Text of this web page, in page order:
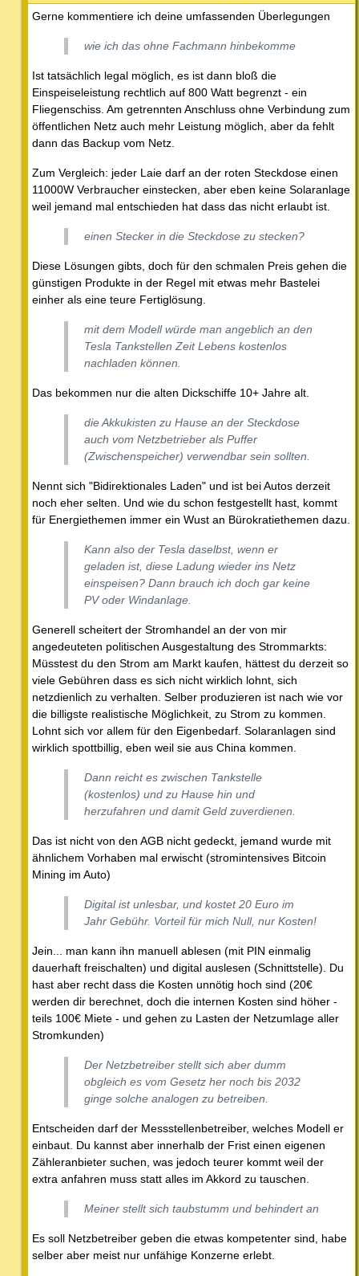
Gerne kommentiere ich deine umfassenden Überlegungen
wie ich das ohne Fachmann hinbekomme
Ist tatsächlich legal möglich, es ist dann bloß die
Einspeiseleistung rechtlich auf 800 Watt begrenzt - ein
Fliegenschiss. Am getrennten Anschluss ohne Verbindung zum
öffentlichen Netz auch mehr Leistung möglich, aber da fehlt
dann das Backup vom Netz.
Zum Vergleich: jeder Laie darf an der roten Steckdose einen
11000W Verbraucher einstecken, aber eben keine Solaranlage
weil jemand mal entschieden hat dass das nicht erlaubt ist.
einen Stecker in die Steckdose zu stecken?
Diese Lösungen gibts, doch für den schmalen Preis gehen die
günstigen Produkte in der Regel mit etwas mehr Bastelei
einher als eine teure Fertiglösung.
mit dem Modell würde man angeblich an den
Tesla Tankstellen Zeit Lebens kostenlos
nachladen können.
Das bekommen nur die alten Dickschiffe 10+ Jahre alt.
die Akkukisten zu Hause an der Steckdose
auch vom Netzbetrieber als Puffer
(Zwischenspeicher) verwendbar sein sollten.
Nennt sich "Bidirektionales Laden" und ist bei Autos derzeit
noch eher selten. Und wie du schon festgestellt hast, kommt
für Energiethemen immer ein Wust an Bürokratiethemen dazu.
Kann also der Tesla daselbst, wenn er
geladen ist, diese Ladung wieder ins Netz
einspeisen? Dann brauch ich doch gar keine
PV oder Windanlage.
Generell scheitert der Stromhandel an der von mir
angedeuteten politischen Ausgestaltung des Strommarkts:
Müsstest du den Strom am Markt kaufen, hättest du derzeit so
viele Gebühren dass es sich nicht wirklich lohnt, sich
netzdienlich zu verhalten. Selber produzieren ist nach wie vor
die billigste realistische Möglichkeit, zu Strom zu kommen.
Lohnt sich vor allem für den Eigenbedarf. Solaranlagen sind
wirklich spottbillig, eben weil sie aus China kommen.
Dann reicht es zwischen Tankstelle
(kostenlos) und zu Hause hin und
herzufahren und damit Geld zuverdienen.
Das ist nicht von den AGB nicht gedeckt, jemand wurde mit
ähnlichem Vorhaben mal erwischt (stromintensives Bitcoin
Mining im Auto)
Digital ist unlesbar, und kostet 20 Euro im
Jahr Gebühr. Vorteil für mich Null, nur Kosten!
Jein... man kann ihn manuell ablesen (mit PIN einmalig
dauerhaft freischalten) und digital auslesen (Schnittstelle). Du
hast aber recht dass die Kosten unnötig hoch sind (20€
werden dir berechnet, doch die internen Kosten sind höher -
teils 100€ Miete - und gehen zu Lasten der Netzumlage aller
Stromkunden)
Der Netzbetreiber stellt sich aber dumm
obgleich es vom Gesetz her noch bis 2032
ginge solche analogen zu betreiben.
Entscheiden darf der Messstellenbetreiber, welches Modell er
einbaut. Du kannst aber innerhalb der Frist einen eigenen
Zähleranbieter suchen, was jedoch teurer kommt weil der
extra anfahren muss statt alles im Akkord zu tauschen.
Meiner stellt sich taubstumm und behindert an
Es soll Netzbetreiber geben die etwas kompetenter sind, habe
selber aber meist nur unfähige Konzerne erlebt.